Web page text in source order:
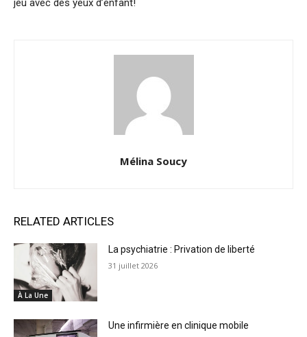
Mélina Soucy
RELATED ARTICLES
À La Une
La psychiatrie : Privation de liberté
31 juillet 2026
Une infirmière en clinique mobile